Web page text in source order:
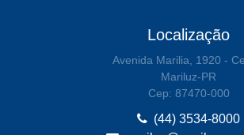
Localização
Avenida Marilia, 1920 -
Mariluz-PR
Cep: 87470-000
(44) 3534-8000